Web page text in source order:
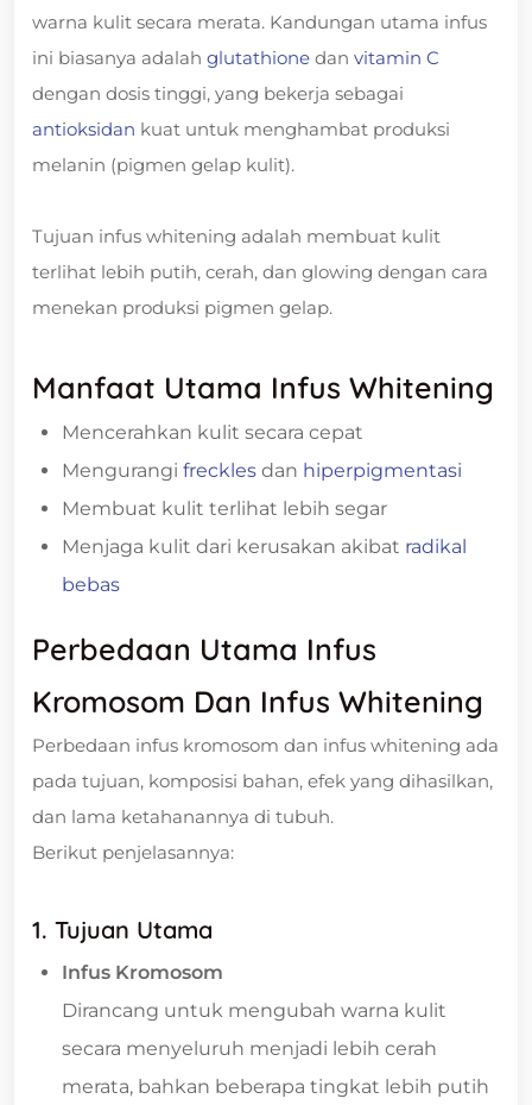
warna kulit secara merata. Kandungan utama infus
ini biasanya adalah glutathione dan vitamin C
dengan dosis tinggi, yang bekerja sebagai
antioksidan kuat untuk menghambat produksi
melanin (pigmen gelap kulit).
Tujuan infus whitening adalah membuat kulit
terlihat lebih putih, cerah, dan glowing dengan cara
menekan produksi pigmen gelap.
Manfaat Utama Infus Whitening
Mencerahkan kulit secara cepat
Mengurangi freckles dan hiperpigmentasi
Membuat kulit terlihat lebih segar
Menjaga kulit dari kerusakan akibat radikal
bebas
Perbedaan Utama Infus
Kromosom Dan Infus Whitening
Perbedaan infus kromosom dan infus whitening ada
pada tujuan, komposisi bahan, efek yang dihasilkan,
dan lama ketahanannya di tubuh.
Berikut penjelasannya:
1. Tujuan Utama
Infus Kromosom
Dirancang untuk mengubah warna kulit
secara menyeluruh menjadi lebih cerah
merata, bahkan beberapa tingkat lebih putih